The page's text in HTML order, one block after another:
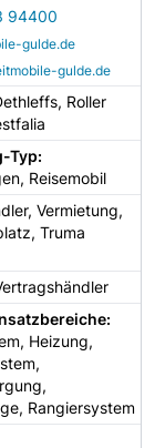
94400
gulde.de
gulde.de
Roller
Typ:
Reisemobil
Vermietung,
Truma
Heizung,
Rangiersystem